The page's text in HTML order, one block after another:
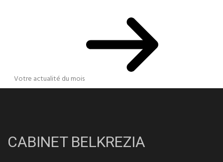
Votre actualité du mois
CABINET BELKREZIA